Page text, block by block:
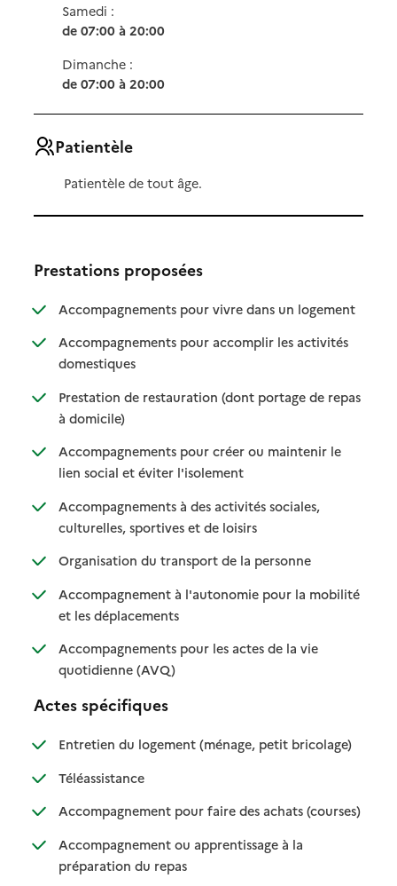
Samedi :
de 07:00 à 20:00
Dimanche :
de 07:00 à 20:00
Patientèle
Patientèle de tout âge.
Prestations proposées
Accompagnements pour vivre dans un logement
:
: non
Accompagnements pour accomplir les activités
domestiques: disponible
: non disponible
Prestation de restauration (dont portage de repas
à domicile): disponible
: non disponible
Accompagnements pour créer ou maintenir le
lien social et éviter l'isolement: disponible
: non disponible
Accompagnements à des activités sociales,
culturelles, sportives et de loisirs: disponible
: non disponible
Organisation du transport de la personne: disponible
: non disponible
Accompagnement à l'autonomie pour la mobilité
et les déplacements: disponible
: non disponible
Accompagnements pour les actes de la vie
quotidienne (AVQ): disponible
: non disponible
Actes spécifiques
Entretien du logement (ménage, petit bricolage): disponible
: non
Téléassistance: disponible
: non disponible
Accompagnement pour faire des achats (courses)
:
: non
Accompagnement ou apprentissage à la
préparation du repas: disponible
: non disponible